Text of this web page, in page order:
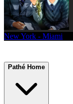
New York - Miami
Pathé Home